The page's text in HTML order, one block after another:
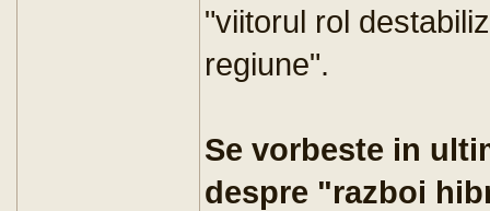
"viitorul rol
regiune".
Se vorbeste in
despre "razboi